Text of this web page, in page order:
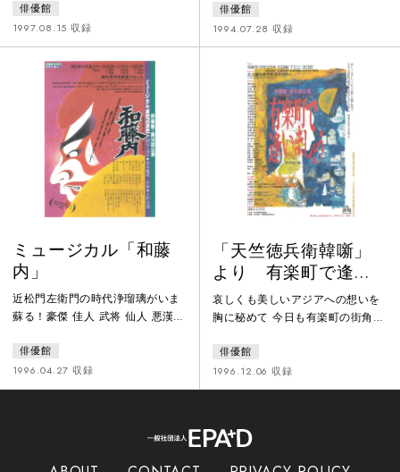
華人民共和国黒龍江省・密山駅
（旧満鉄東安駅）。かつて、ソ連
侵攻から逃れようと避難列車に乗
り込んだ多くの日本人が、突然の
爆発事故により命を落としたこの
ホームで、52年振りの再会を果た
した一組の男女がいた。当時恋人
どうしであった二人を引き裂い
た、あの敗戦の混乱とソ連軍侵攻
の地獄絵が、今時を超えて二人の
俳優館
1997.08.15 収録
捜す。また、ガラガラと崩れ落ち
る舞台セットの中で自分は誰なの
かを観客に問いかけることによっ
て、現実と虚構を見極めるという
問題を観客に投げかける『星の王
子さま』。東北地方を舞台に、
血・母・故郷の二律相背反を主題
にして、呪術的な言葉の世界が繰
り広げられる『犬神』。俳優館、
寺山に詩す！星の王子さま／犬神
の二本立て。
俳優館
1994.07.28 収録
ミュージカル「和藤
内」
近松門左衛門の時代浄瑠璃がいま
蘇る！豪傑 佳人 武将 仙人 悪漢
と平成を繋ぐ 勇壮な祭りが始まる
俳優館
1996.04.27 収録
「天竺徳兵衛韓噺」
より 有楽町で逢い
ましょう
哀しくも美しいアジアへの想いを
胸に秘めて 今日も有楽町の街角に
を待って
俳優館
1996.12.06 収録